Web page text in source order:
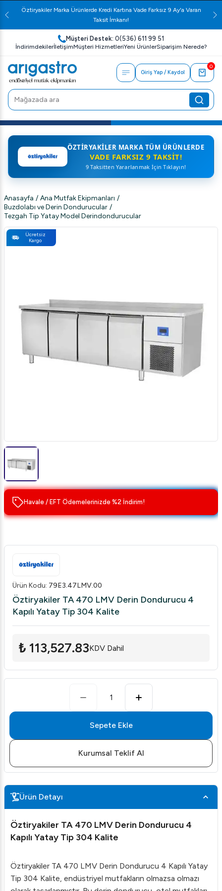
Öztiryakiler Marka Ürünlerde Kredi Kartına Vade Farksız 9 Ay'a Varan
Taksit İmkanı!
Müşteri Destek: 0(536) 611 99 51
İndirimdekilerİletişimMüşteri HizmetleriYeni ÜrünlerSiparişim Nerede?
Giriş Yap / Kaydol
0
ÖZTIRYAKILER MARKA TÜM ÜRÜNLERDE
VADE FARKSIZ 9 TAKSIT!
9 Taksitten Yararlanmak İçin Tıklayın!
Anasayfa / Ana Mutfak Ekipmanları /
Buzdolabı ve Derin Dondurucular /
Tezgah Tip Yatay Model Derindondurucular
Ücretsiz
Kargo
Havale / EFT Ödemelerinizde %2 İndirim!
Ürün Kodu: 79E3.47LMV.00
Öztiryakiler TA 470 LMV Derin Dondurucu 4
Kapılı Yatay Tip 304 Kalite
₺ 113,527.83KDV Dahil
1
Sepete Ekle
Kurumsal Teklif Al
Ürün Detayı
Öztiryakiler TA 470 LMV Derin Dondurucu 4
Kapılı Yatay Tip 304 Kalite
Öztiryakiler TA 470 LMV Derin Dondurucu 4 Kapılı Yatay
Tip 304 Kalite, endüstriyel mutfakların olmazsa olmazı